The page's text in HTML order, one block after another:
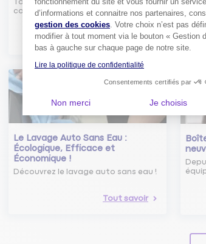
Tout savoir sur le radar tourelle et
comment éviter les infractions.
Tout savoir
Le Lavage Auto Sans Eau :
Écologique, Efficace et
Économique !
Découvrez le lavage auto sans eau !
Tout savoir
d’informations et connaitre nos partenaires,
gestion des cookies. Votre choix n’est pas
modifier à tout moment via le bouton « Gestion
bas à gauche sur chaque page de notre site.
Lire la politique de confidentialité
Consentements certifiés par
Non merci Je choisis
Axeptio consent